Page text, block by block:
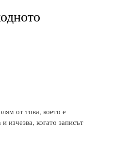
от това, което е
изчезва, когато записът